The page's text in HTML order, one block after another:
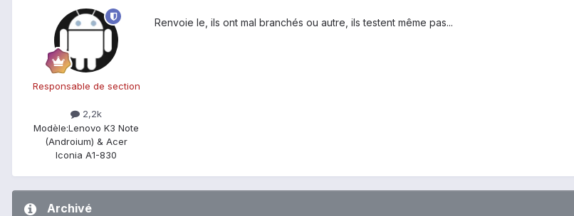
Responsable de section
2,2k
Modèle:Lenovo K3 Note
(Androium) & Acer
Iconia A1-830
Renvoie le, ils ont mal branchés ou autre, ils testent même pas...
Archivé